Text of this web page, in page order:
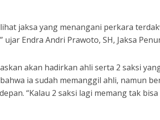
jaksa yang menangani perkara
ujar Endra Andri Prawoto, SH, Jaksa
akan hadirkan ahli serta 2 saksi
ia sudah memanggil ahli, namun
“Kalau 2 saksi lagi memang tak bisa